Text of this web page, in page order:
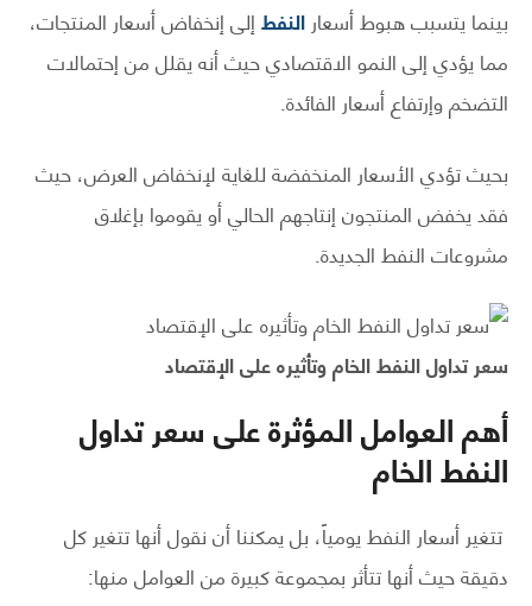
بينما يتسبب هبوط أسعار النفطإلى إنخفاض أسعار المنتجات،
مما يؤدي إلى النمو الاقتصادي حيث أنه يقلل من إحتمالات
التضخم وإرتفاع أسعار الفائدة.
بحيث تؤدي الأسعار المنخفضة للغاية لإنخفاض العرض، حيث
فقد يخفض المنتجون إنتاجهم الحالي أو يقوموا بإغلاق
مشروعات النفط الجديدة.
سعر تداول النفط الخام وتأثيره على الإقتصاد
أهم العوامل المؤثرة على سعر تداول
النفط الخام
تتغير أسعار النفط يومياً، بل يمكننا أن نقول أنها تتغير كل
دقيقة حيث أنها تتأثر بمجموعة كبيرة من العوامل منها: